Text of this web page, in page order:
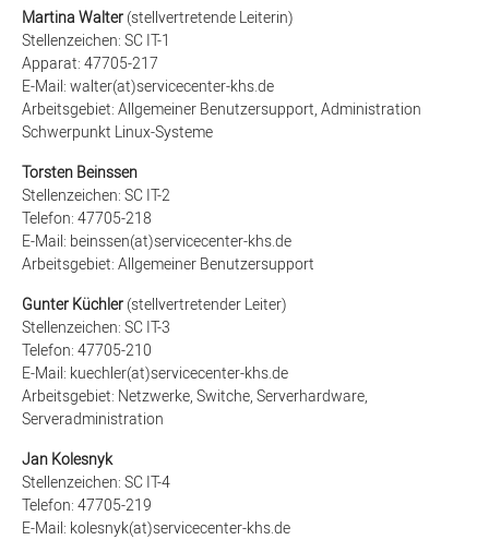
Martina Walter (stellvertretende Leiterin)
Stellenzeichen: SC IT-1
Apparat: 47705-217
E-Mail: walter(at)servicecenter-khs.de
Arbeitsgebiet: Allgemeiner Benutzersupport, Administration
Schwerpunkt Linux-Systeme
Torsten Beinssen
Stellenzeichen: SC IT-2
Telefon: 47705-218
E-Mail: beinssen(at)servicecenter-khs.de
Arbeitsgebiet: Allgemeiner Benutzersupport
Gunter Küchler (stellvertretender Leiter)
Stellenzeichen: SC IT-3
Telefon: 47705-210
E-Mail: kuechler(at)servicecenter-khs.de
Arbeitsgebiet: Netzwerke, Switche, Serverhardware,
Serveradministration
Jan Kolesnyk
Stellenzeichen: SC IT-4
Telefon: 47705-219
E-Mail: kolesnyk(at)servicecenter-khs.de